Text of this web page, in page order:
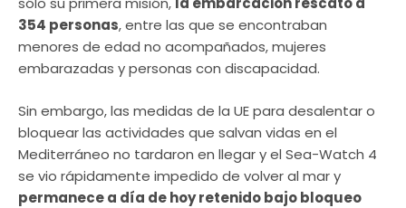
354 personas, entre las que se encontraban
menores de edad no acompañados, mujeres
embarazadas y personas con discapacidad.
Sin embargo, las medidas de la UE para desalentar o
bloquear las actividades que salvan vidas en el
Mediterráneo no tardaron en llegar y el Sea-Watch 4
se vio rápidamente impedido de volver al mar y
permanece a día de hoy retenido bajo bloqueo